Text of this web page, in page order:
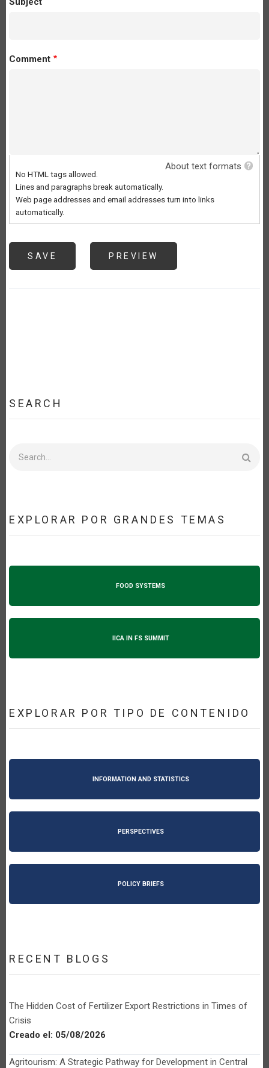
Comment
About text formats
No HTML tags allowed.
Lines and paragraphs break automatically.
Web page addresses and email addresses turn into links
automatically.
SEARCH
EXPLORAR POR GRANDES TEMAS
FOOD SYSTEMS
IICA IN FS SUMMIT
EXPLORAR POR TIPO DE CONTENIDO
INFORMATION AND STATISTICS
PERSPECTIVES
POLICY BRIEFS
RECENT BLOGS
The Hidden Cost of Fertilizer Export Restrictions in Times of
Crisis
Creado el: 05/08/2026
Agritourism: A Strategic Pathway for Development in Central